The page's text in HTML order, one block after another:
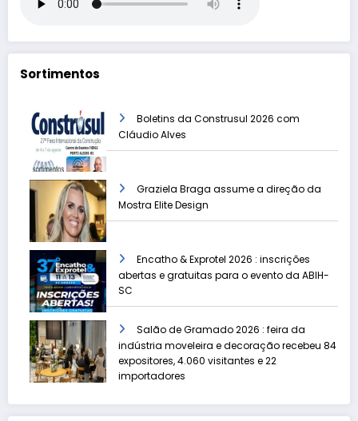
Sortimentos
Boletins da Construsul 2026 com
Cláudio Alves
Graziela Braga assume a direção da
Mostra Elite Design
Encatho & Exprotel 2026 : inscrições
abertas e gratuitas para o evento da ABIH-
SC
Salão de Gramado 2026 : feira da
indústria moveleira e decoração recebeu 84
expositores, 4.060 visitantes e 22
importadores